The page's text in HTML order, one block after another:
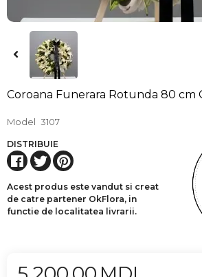
Coroana Funerara Rotunda 80 cm
Model 3107
DISTRIBUIE
Acest produs este vandut si creat
de catre partener OkFlora, in
functie de localitatea livrarii.